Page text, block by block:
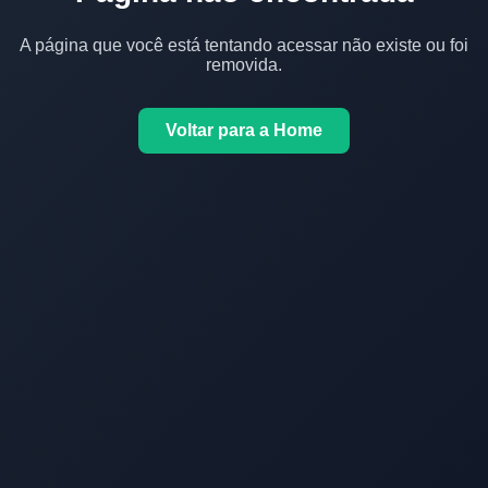
A página que você está tentando acessar não existe ou foi
removida.
Voltar para a Home